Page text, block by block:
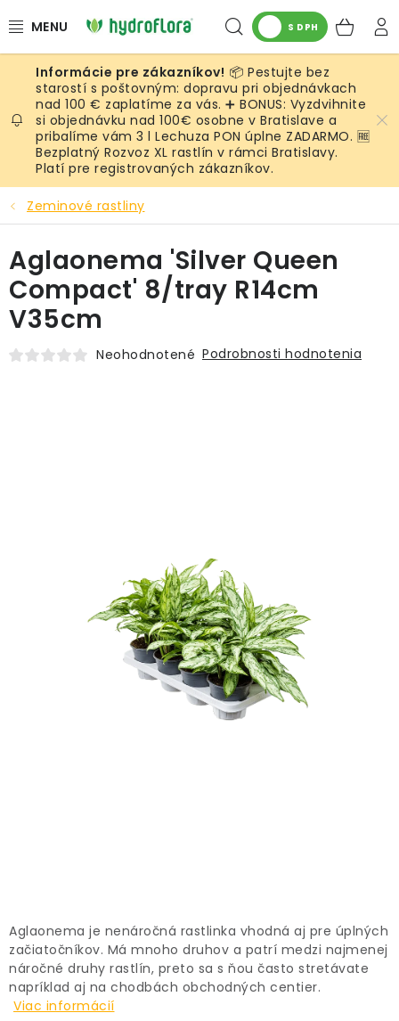
na
Hľadať
S DPH
RASTLINY
UMELÉ RASTLINY
KVETINÁČE
SUBSTRÁTY A PRÍSLUŠENSTVO
SERVIS INTERIÉROVEJ ZELENE
MACHY
ŽIVÉ STENY
NA OBJEDNÁVKU
ZNAČKY
Obchodné podmienky
📦 Pestujte bez
starostí s poštovným: dopravu pri objednávkach
nad 100 € zaplatíme za vás. ➕ BONUS: Vyzdvihnite
si objednávku nad 100€ osobne v Bratislave a
pribalíme vám 3 l Lechuza PON úplne ZADARMO. 🆓
Bezplatný Rozvoz XL rastlín v rámci Bratislavy.
Platí pre registrovaných zákazníkov.
Zeminové rastliny
Aglaonema je nenáročná rastlinka vhodná aj pre úplných
začiatočníkov. Má mnoho druhov a patrí medzi najmenej
náročné druhy rastlín, preto sa s ňou často stretávate
napríklad aj na chodbách obchodných centier.
Viac informácií
Aglaonema 'Silver Queen
Compact' 8/tray R14cm
V35cm
Neohodnotené Podrobnosti hodnotenia